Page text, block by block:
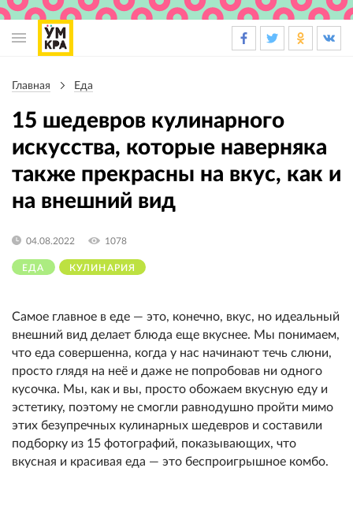
навигации
Главная Еда
15 шедевров кулинарного
искусства, которые наверняка
также прекрасны на вкус, как и
на внешний вид
ЕДА КУЛИНАРИЯ
04.08.2022 1078
Самое главное в еде — это, конечно, вкус, но идеальный
внешний вид делает блюда еще вкуснее. Мы понимаем,
что еда совершенна, когда у нас начинают течь слюни,
просто глядя на неё и даже не попробовав ни одного
кусочка. Мы, как и вы, просто обожаем вкусную еду и
эстетику, поэтому не смогли равнодушно пройти мимо
этих безупречных кулинарных шедевров и составили
подборку из 15 фотографий, показывающих, что
вкусная и красивая еда — это беспроигрышное комбо.